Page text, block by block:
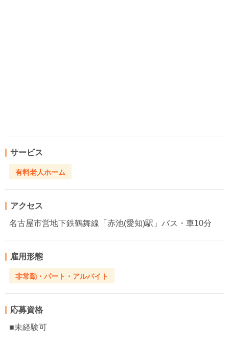
サービス
有料老人ホーム
アクセス
名古屋市営地下鉄鶴舞線「赤池(愛知)駅」バス・車10分
雇用形態
非常勤・パート・アルバイト
応募資格
■未経験可